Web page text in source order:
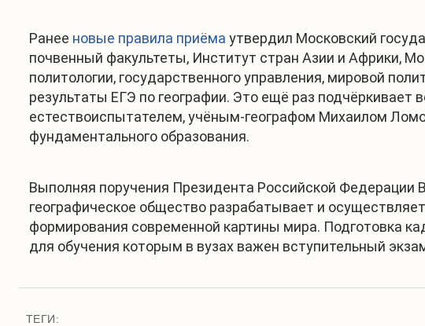
Ранее новые правила приёма утвердил Московский
почвенный факультеты, Институт стран Азии и Африки,
политологии, государственного управления, мировой
результаты ЕГЭ по географии. Это ещё раз подчёркивает
естествоиспытателем, учёным-географом Михаилом
фундаментального образования.
Выполняя поручения Президента Российской Федерации
географическое общество разрабатывает и
формирования современной картины мира. Подготовка
для обучения которым в вузах важен вступительный
ТЕГИ: